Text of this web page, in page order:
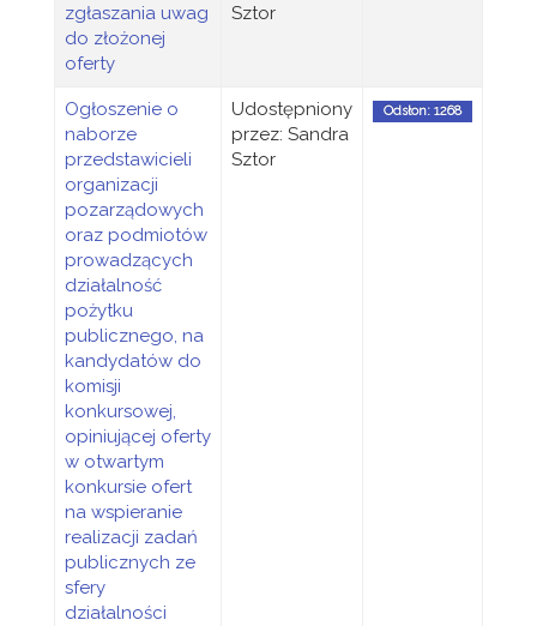
zgłaszania uwag
do złożonej
oferty
Sztor
Ogłoszenie o
naborze
przedstawicieli
organizacji
pozarządowych
oraz podmiotów
prowadzących
działalność
pożytku
publicznego, na
kandydatów do
komisji
konkursowej,
opiniującej oferty
w otwartym
konkursie ofert
na wspieranie
realizacji zadań
publicznych ze
sfery
działalności
Udostępniony
przez: Sandra
Sztor
Odsłon: 1268